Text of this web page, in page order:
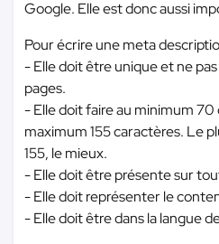
Google. Elle est donc aussi
Pour écrire une meta
- Elle doit être unique et ne
pages.
- Elle doit faire au minimum 70
maximum 155 caractères. Le
155, le mieux.
- Elle doit être présente sur
- Elle doit représenter le
- Elle doit être dans la langue